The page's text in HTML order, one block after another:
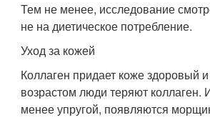
Тем не менее, исследование
не на диетическое потребление.
Уход за кожей
Коллаген придает коже здоровый
возрастом люди теряют коллаген.
менее упругой, появляются